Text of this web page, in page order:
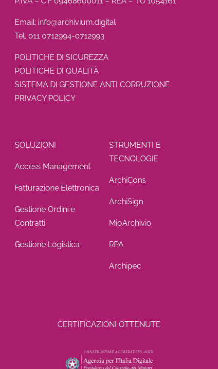
Email: info@archivium.digital
Tel. 011 0712994-0712993
POLITICHE DI SICUREZZA
POLITICHE DI QUALITÀ
SISTEMA DI GESTIONE ANTI CORRUZIONE
PRIVACY POLICY
SOLUZIONI
Access Management
Fatturazione Elettronica
Gestione Ordini e
Contratti
Gestione Logistica
STRUMENTI E
TECNOLOGIE
ArchiCons
ArchiSign
MioArchivio
RPA
Archipec
CERTIFICAZIONI OTTENUTE